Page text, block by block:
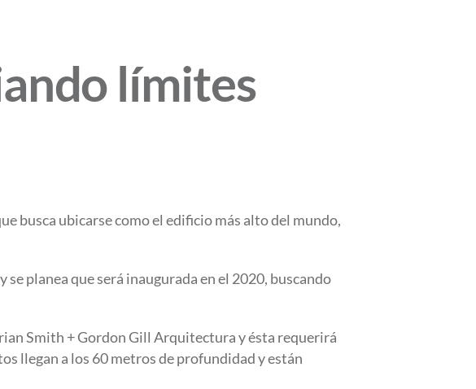
límites
busca ubicarse como el edificio más alto del mundo,
planea que será inaugurada en el 2020, buscando
Smith + Gordon Gill Arquitectura y ésta requerirá
llegan a los 60 metros de profundidad y están